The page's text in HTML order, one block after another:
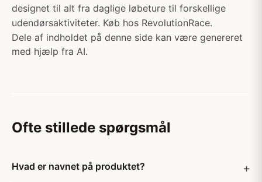
designet til alt fra daglige løbeture til forskellige
udendørsaktiviteter. Køb hos RevolutionRace.
Dele af indholdet på denne side kan være genereret
med hjælp fra AI.
Ofte stillede spørgsmål
Hvad er navnet på produktet?